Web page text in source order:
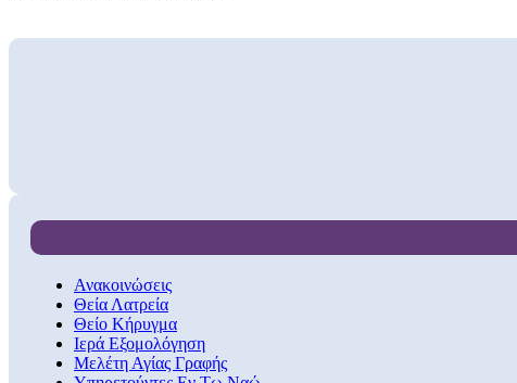
Ανακοινώσεις
Θεία Λατρεία
Θείο Κήρυγμα
Ιερά Εξομολόγηση
Μελέτη Αγίας Γραφής